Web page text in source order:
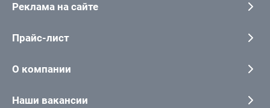
Реклама на сайте
Прайс-лист
О компании
Наши вакансии